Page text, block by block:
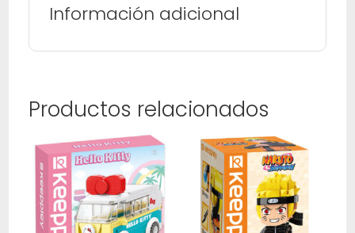
Información adicional
Productos relacionados